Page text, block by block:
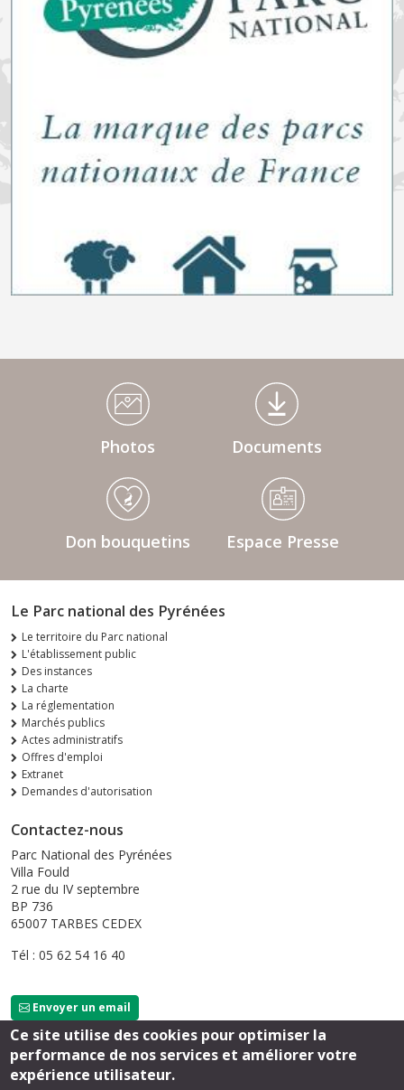
Médiathèque Footer
Photos Documents
Don bouquetins Espace Presse
Le Parc national des Pyrénées
Le territoire du Parc national
L'établissement public
Des instances
La charte
La réglementation
Marchés publics
Actes administratifs
Offres d'emploi
Extranet
Demandes d'autorisation
Contactez-nous
Parc National des Pyrénées
Villa Fould
2 rue du IV septembre
BP 736
65007 TARBES CEDEX
Tél : 05 62 54 16 40
Envoyer un email
Suivez-nous
Ce site utilise des cookies pour optimiser la
performance de nos services et améliorer votre
expérience utilisateur.